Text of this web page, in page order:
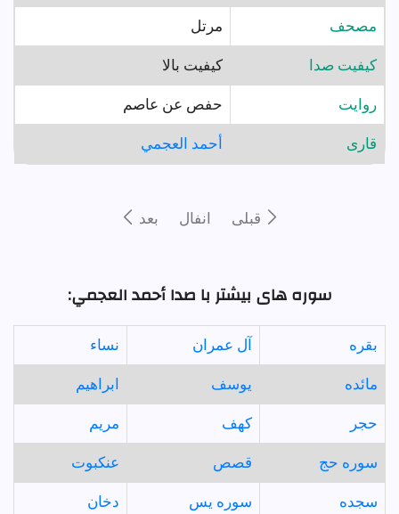
مصحف مرتل
کیفیت صدا کیفیت بالا
روايت حفص عن عاصم
قارى أحمد العجمي
قبلى انفال بعد
سوره های بیشتر با صدا أحمد العجمي:
بقره آل عمران نساء
مائده يوسف ابراهيم
حجر كهف مريم
سوره حج قصص عنكبوت
سجده سوره يس دخان